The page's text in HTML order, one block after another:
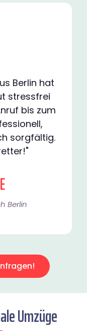
Berlin hat
stressfrei
bis zum
sorgfältig.
Berlin
Umzüge